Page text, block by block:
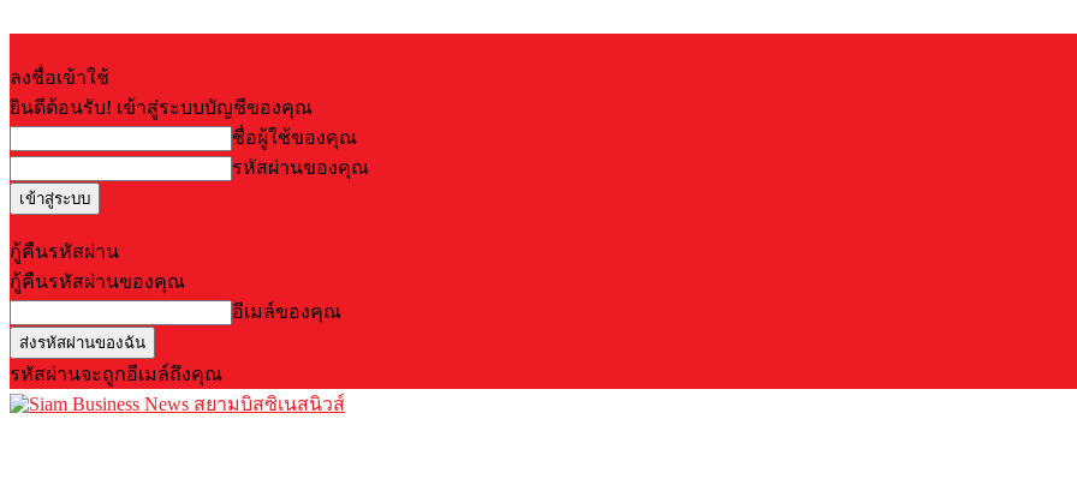
ลงชื่อเข้าใช้
ยินดีต้อนรับ! เข้าสู่ระบบบัญชีของคุณ
ชื่อผู้ใช้ของคุณ
รหัสผ่านของคุณ
กู้คืนรหัสผ่าน
กู้คืนรหัสผ่านของคุณ
อีเมล์ของคุณ
รหัสผ่านจะถูกอีเมล์ถึงคุณ
สยามบิสซิเนสนิวส์